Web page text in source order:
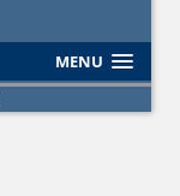
MENU